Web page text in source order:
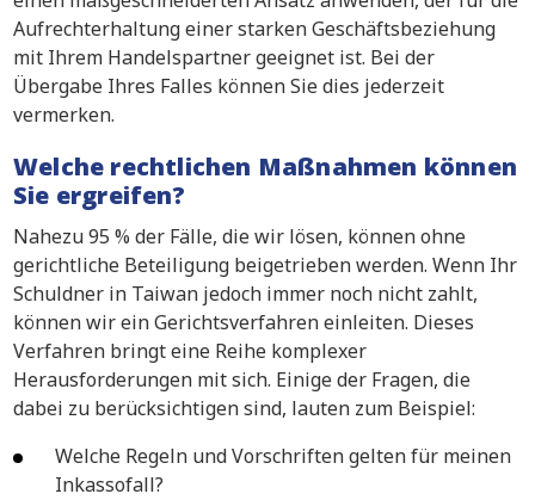
Aufrechterhaltung einer starken Geschäftsbeziehung
mit Ihrem Handelspartner geeignet ist. Bei der
Übergabe Ihres Falles können Sie dies jederzeit
vermerken.
Welche rechtlichen Maßnahmen können
Sie ergreifen?
Nahezu 95 % der Fälle, die wir lösen, können ohne
gerichtliche Beteiligung beigetrieben werden. Wenn Ihr
Schuldner in Taiwan jedoch immer noch nicht zahlt,
können wir ein Gerichtsverfahren einleiten. Dieses
Verfahren bringt eine Reihe komplexer
Herausforderungen mit sich. Einige der Fragen, die
dabei zu berücksichtigen sind, lauten zum Beispiel:
Welche Regeln und Vorschriften gelten für meinen
Inkassofall?